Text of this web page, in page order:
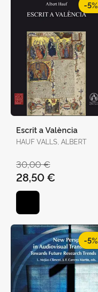
-5%
Escrit a València
HAUF VALLS, ALBERT
30,00 €
28,50 €
-5%